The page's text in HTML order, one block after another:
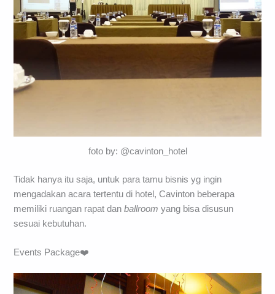
foto by: @cavinton_hotel
Tidak hanya itu saja, untuk para tamu bisnis yg ingin
mengadakan acara tertentu di hotel, Cavinton beberapa
memiliki ruangan rapat danballroomyang bisa disusun
sesuai kebutuhan.
Events Package❤️